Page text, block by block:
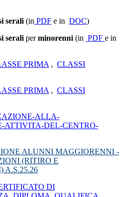
serali (in PDF e in DOC)
serali perminorenni (in PDF e in
PRIMA , CLASSI
PRIMA , CLASSI
ALLA-
ATTIVITA-DEL-CENTRO-
ALUNNI MAGGIORENNI -
(RITIRO E
A.S.25.26
DI